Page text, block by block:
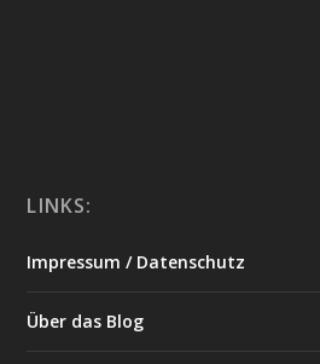
LINKS:
Impressum / Datenschutz
Über das Blog